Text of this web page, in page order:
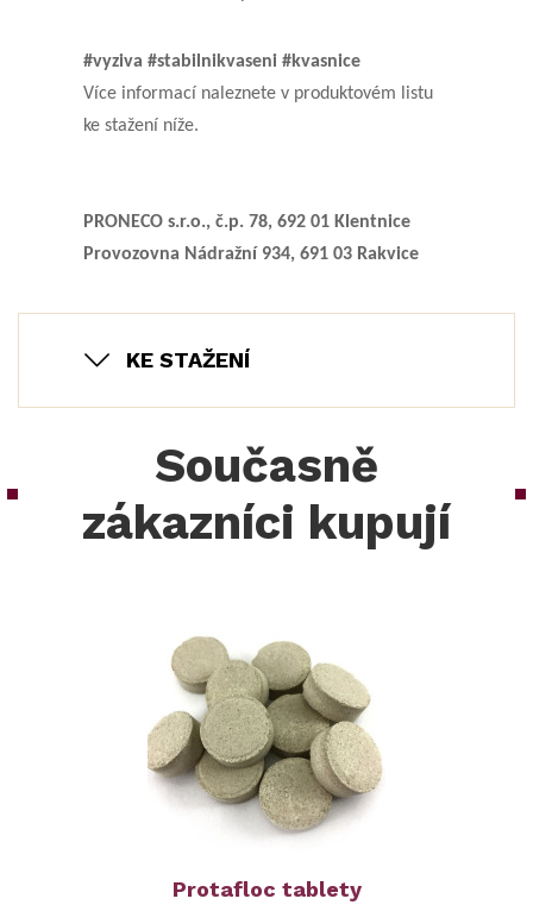
#vyziva #stabilnikvaseni #kvasnice
Více informací naleznete v produktovém listu
ke stažení níže.
PRONECO s.r.o., č.p. 78, 692 01 Klentnice
Provozovna Nádražní 934, 691 03 Rakvice
KE STAŽENÍ
Současně
zákazníci kupují
Protafloc tablety